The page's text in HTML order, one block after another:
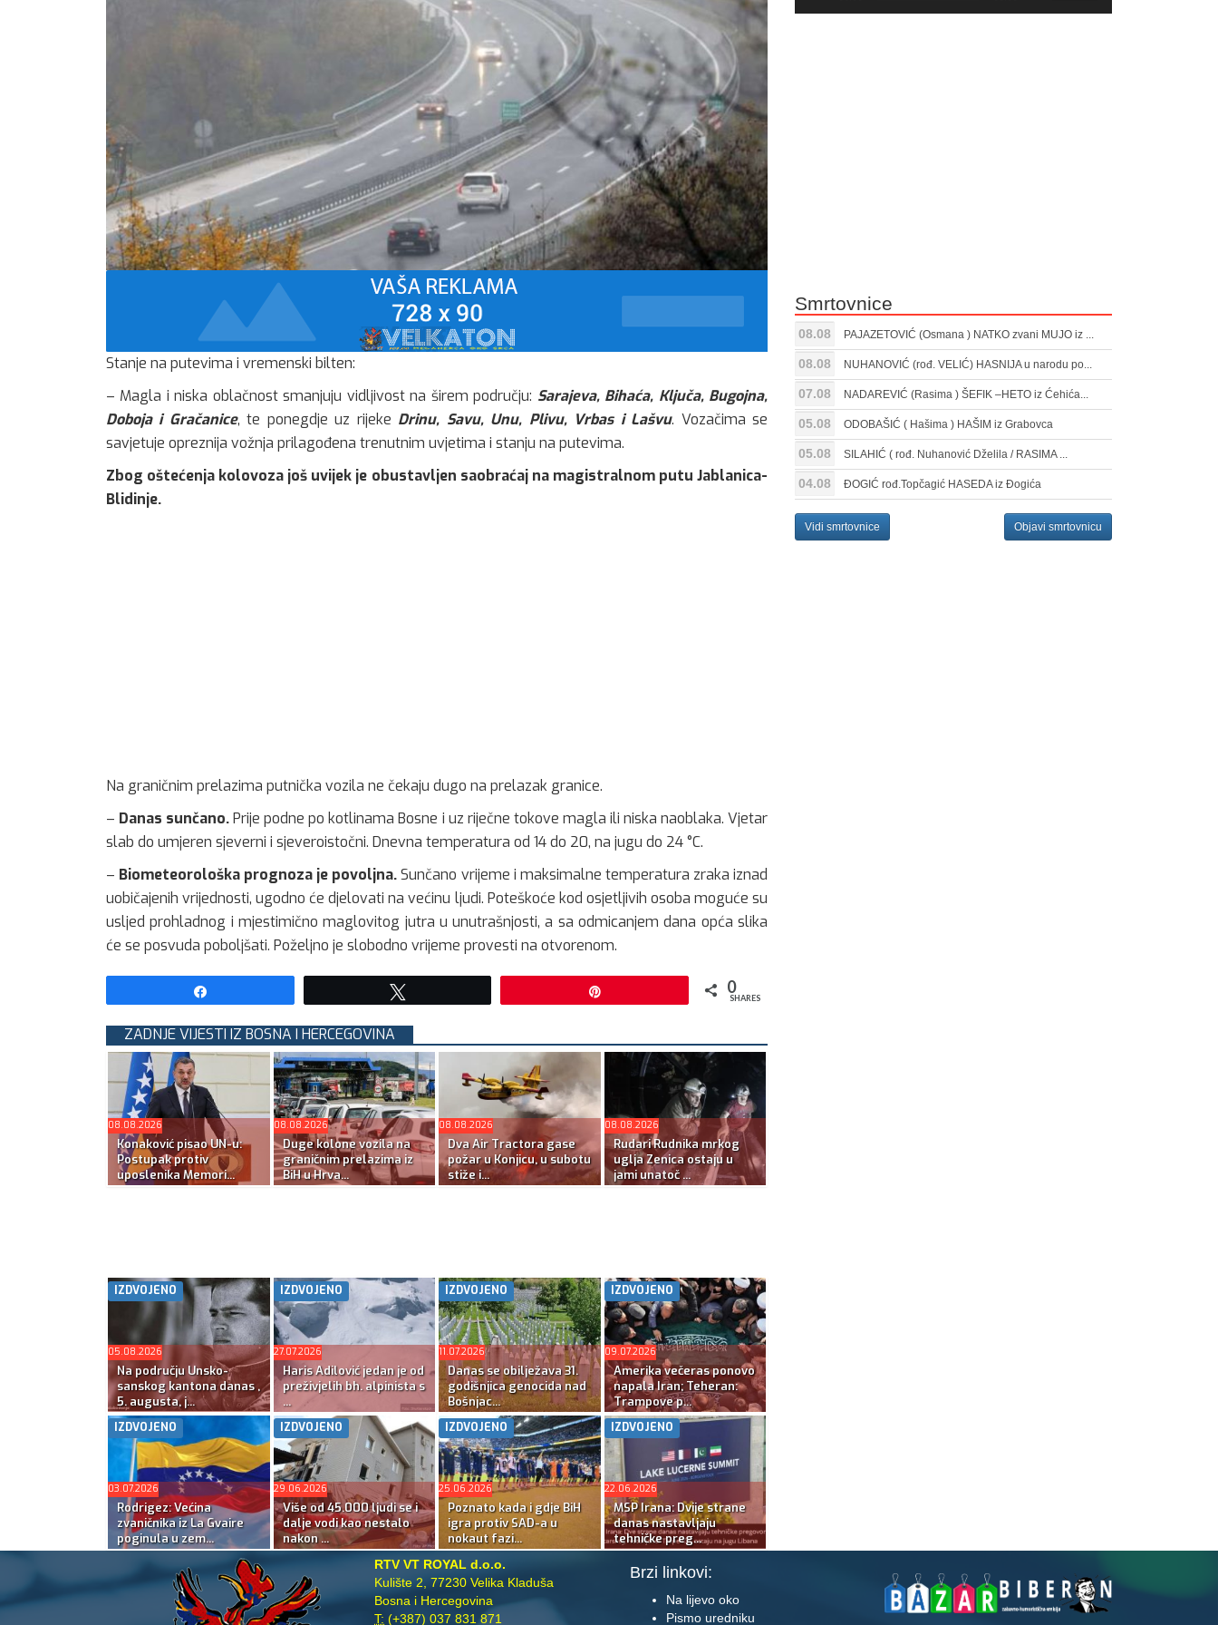
Stanje na putevima i vremenski bilten:
– Magla i niska oblačnost smanjuju vidljivost na širem području: Sarajeva, Bihaća, Ključa, Bugojna,
Doboja i Gračanice, te ponegdje uz rijeke Drinu, Savu, Unu, Plivu, Vrbas i Lašvu. Vozačima se
savjetuje opreznija vožnja prilagođena trenutnim uvjetima i stanju na putevima.
Zbog oštećenja kolovoza još uvijek je obustavljen saobraćaj na magistralnom putu Jablanica-
Blidinje.
Na graničnim prelazima putnička vozila ne čekaju dugo na prelazak granice.
– Danas sunčano.Prije podne po kotlinama Bosne i uz riječne tokove magla ili niska naoblaka. Vjetar
slab do umjeren sjeverni i sjeveroistočni. Dnevna temperatura od 14 do 20, na jugu do 24 °C.
– Biometeorološka prognoza je povoljna.Sunčano vrijeme i maksimalne temperatura zraka iznad
uobičajenih vrijednosti, ugodno će djelovati na većinu ljudi. Poteškoće kod osjetljivih osoba moguće su
usljed prohladnog i mjestimično maglovitog jutra u unutrašnjosti, a sa odmicanjem dana opća slika
će se posvuda poboljšati. Poželjno je slobodno vrijeme provesti na otvorenom.
0
SHARES
ZADNJE VIJESTI IZ BOSNA I HERCEGOVINA
08.08.2026
Konaković pisao UN-u:
Postupak protiv
uposlenika Memori...
08.08.2026
Duge kolone vozila na
graničnim prelazima iz
BiH u Hrva...
08.08.2026
Dva Air Tractora gase
požar u Konjicu, u subotu
stiže i...
08.08.2026
Rudari Rudnika mrkog
uglja Zenica ostaju u
jami unatoč ...
IZDVOJENO
05.08.2026
Na području Unsko-
sanskog kantona danas ,
5. augusta, j...
IZDVOJENO
27.07.2026
Haris Adilović jedan je od
preživjelih bh. alpinista s
...
IZDVOJENO
11.07.2026
Danas se obilježava 31.
godišnjica genocida nad
Bošnjac...
IZDVOJENO
09.07.2026
Amerika večeras ponovo
napala Iran; Teheran:
Trampove p...
IZDVOJENO
03.07.2026
Rodrigez: Većina
zvaničnika iz La Gvaire
poginula u zem...
IZDVOJENO
29.06.2026
Više od 45.000 ljudi se i
dalje vodi kao nestalo
nakon ...
IZDVOJENO
25.06.2026
Poznato kada i gdje BiH
igra protiv SAD-a u
nokaut fazi...
IZDVOJENO
22.06.2026
MSP Irana: Dvije strane
danas nastavljaju
tehničke preg...
Gore/Dole
Smrtovnice
08.08 PAJAZETOVIĆ (Osmana ) NATKO zvani MUJO iz ...
08.08 NUHANOVIĆ (rođ. VELIĆ) HASNIJA u narodu po...
07.08 NADAREVIĆ (Rasima ) ŠEFIK –HETO iz Ćehića...
05.08 ODOBAŠIĆ ( Hašima ) HAŠIM iz Grabovca
05.08 SILAHIĆ ( rođ. Nuhanović Dželila / RASIMA ...
04.08 ĐOGIĆ rođ.Topčagić HASEDA iz Đogića
Vidi smrtovnice Objavi smrtovnicu
RTV VT ROYAL d.o.o.
Kulište 2, 77230 Velika Kladuša
Bosna i Hercegovina
T: (+387) 037 831 871
Brzi linkovi:
Na lijevo oko
Pismo uredniku